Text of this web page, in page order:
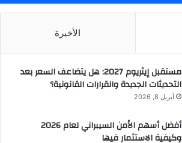
الأخيرة
مستقبل إيثريوم 2027: هل يتضاعف السعر بعد
التحديثات الجديدة والقرارات القانونية؟
أبريل 8, 2026
أفضل أسهم الأمن السيبراني لعام 2026
وكيفية الاستثمار فيها